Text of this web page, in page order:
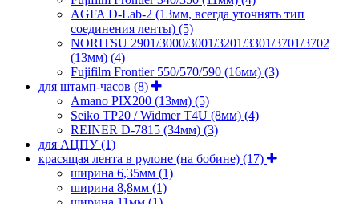
AGFA D-Lab-2 (13мм, всегда уточнять тип
соединения ленты) (5)
NORITSU 2901/3000/3001/3201/3301/3701/3702
(13мм) (4)
Fujifilm Frontier 550/570/590 (16мм) (3)
для штамп-часов (8)
Amano PIX200 (13мм) (5)
Seiko TP20 / Widmer T4U (8мм) (4)
REINER D-7815 (34мм) (3)
для АЦПУ(1)
красящая лента в рулоне (на бобине) (17)
ширина 6,35мм (1)
ширина 8,8мм (1)